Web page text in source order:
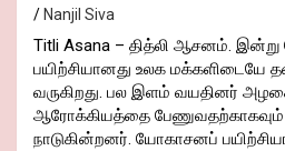
Nanjil Siva
Titli Asana – தித்லி ஆசனம்.
பயிற்சியானது உலக மக்களிடையே
வருகிறது. பல இளம் வயதினர்
ஆரோக்கியத்தை
நாடுகின்றனர். யோகாசனப்